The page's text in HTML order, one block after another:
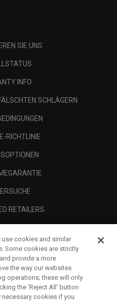
SIE UNS
INFO
SCHLÄGERN
RICHTLINIE
RETAILERS
use cookies and similar
Some cookies are strictly
provide a more
the way our websites
operations; these will only
the ‘Reject All' button
necessary cookies if you